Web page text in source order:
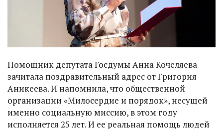
Помощник депутата Госдумы Анна Кочеляева
зачитала поздравительный адрес от Григория
Аникеева. И напомнила, что общественной
организации «Милосердие и порядок», несущей
именно социальную миссию, в этом году
исполняется 25 лет. И ее реальная помощь людей